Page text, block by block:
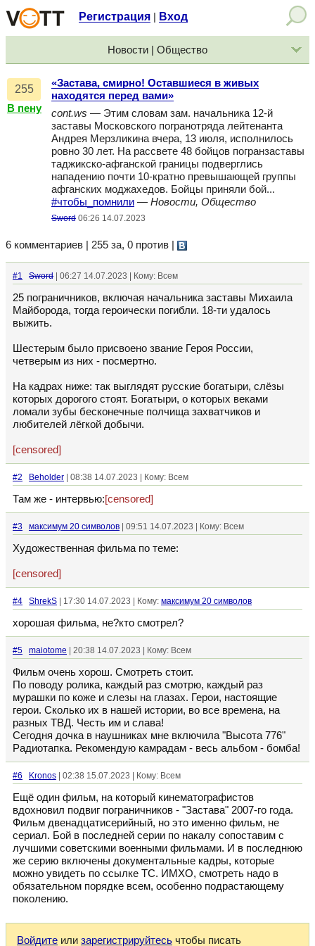
Регистрация Вход
Новости | Общество
255
В пену
«Застава, смирно! Оставшиеся в живых
находятся перед вами»
cont.ws — Этим словам зам. начальника 12-й
заставы Московского погранотряда лейтенанта
Андрея Мерзликина вчера, 13 июля, исполнилось
ровно 30 лет. На рассвете 48 бойцов погранзаставы
таджикско-афганской границы подверглись
нападению почти 10-кратно превышающей группы
афганских моджахедов. Бойцы приняли бой...
#чтобы_помнили — Новости, Общество
Sword 06:26 14.07.2023
6 комментариев | 255 за, 0 против
#1 Sword | 06:27 14.07.2023 | Кому: Всем
25 пограничников, включая начальника заставы Михаила
Майборода, тогда героически погибли. 18-ти удалось
выжить.
Шестерым было присвоено звание Героя России,
четверым из них - посмертно.
На кадрах ниже: так выглядят русские богатыри, слёзы
которых дорогого стоят. Богатыри, о которых веками
ломали зубы бесконечные полчища захватчиков и
любителей лёгкой добычи.
[censored]
#2 Beholder | 08:38 14.07.2023 | Кому: Всем
Там же - интервью:[censored]
#3 максимум 20 символов | 09:51 14.07.2023 | Кому: Всем
Художественная фильма по теме:
[censored]
#4 ShrekS | 17:30 14.07.2023 | Кому: максимум 20 символов
хорошая фильма, не?кто смотрел?
#5 maiotome | 20:38 14.07.2023 | Кому: Всем
Фильм очень хорош. Смотреть стоит.
По поводу ролика, каждый раз смотрю, каждый раз
мурашки по коже и слезы на глазах. Герои, настоящие
герои. Сколько их в нашей истории, во все времена, на
разных ТВД. Честь им и слава!
Сегодня дочка в наушниках мне включила "Высота 776"
Радиотапка. Рекомендую камрадам - весь альбом - бомба!
#6 Kronos | 02:38 15.07.2023 | Кому: Всем
Ещё один фильм, на который кинематографистов
вдохновил подвиг пограничников - "Застава" 2007-го года.
Фильм двенадцатисерийный, но это именно фильм, не
сериал. Бой в последней серии по накалу сопоставим с
лучшими советскими военными фильмами. И в последнюю
же серию включены документальные кадры, которые
можно увидеть по ссылке ТС. ИМХО, смотреть надо в
обязательном порядке всем, особенно подрастающему
поколению.
Войдите или зарегистрируйтесь чтобы писать